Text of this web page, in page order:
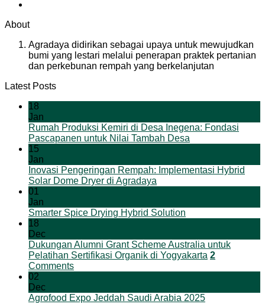
About
Agradaya didirikan sebagai upaya untuk mewujudkan
bumi yang lestari melalui penerapan praktek pertanian
dan perkebunan rempah yang berkelanjutan
Latest Posts
18
Jan
Rumah Produksi Kemiri di Desa Inegena: Fondasi
Pascapanen untuk Nilai Tambah Desa
15
Jan
Inovasi Pengeringan Rempah: Implementasi Hybrid
Solar Dome Dryer di Agradaya
01
Jan
Smarter Spice Drying Hybrid Solution
18
Dec
Dukungan Alumni Grant Scheme Australia untuk
Pelatihan Sertifikasi Organik di Yogyakarta 2
Comments
02
Dec
Agrofood Expo Jeddah Saudi Arabia 2025